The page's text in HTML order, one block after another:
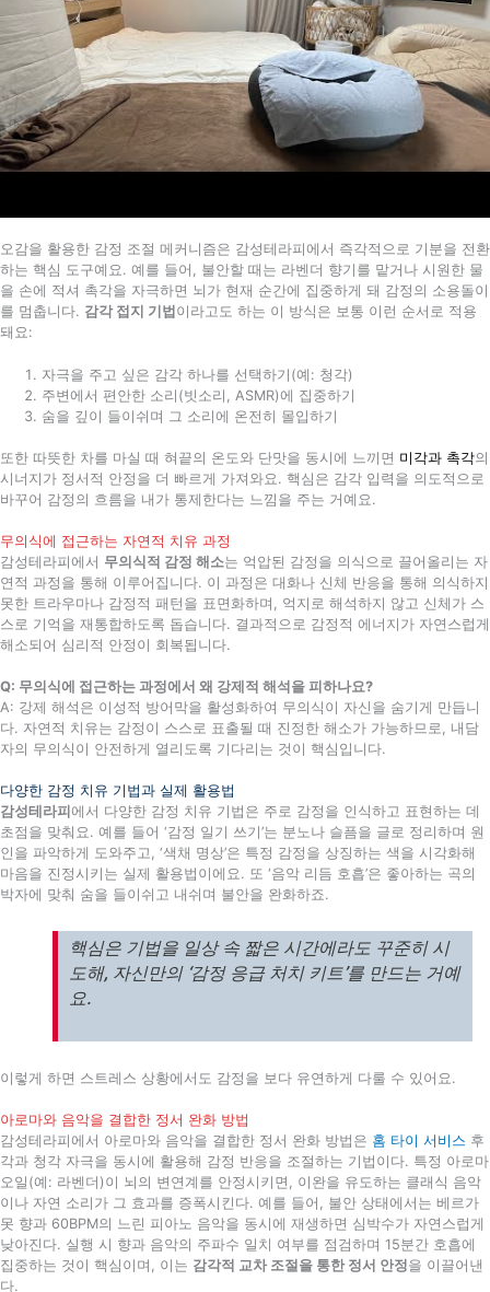
오감을 활용한 감정 조절 메커니즘은 감성테라피에서 즉각적으로 기분을 전환
하는 핵심 도구예요. 예를 들어, 불안할 때는 라벤더 향기를 맡거나 시원한 물
을 손에 적셔 촉각을 자극하면 뇌가 현재 순간에 집중하게 돼 감정의 소용돌이
를 멈춥니다. 감각 접지 기법 이라고도 하는 이 방식은 보통 이런 순서로 적용
돼요:
자극을 주고 싶은 감각 하나를 선택하기(예: 청각)
주변에서 편안한 소리(빗소리, ASMR)에 집중하기
숨을 깊이 들이쉬며 그 소리에 온전히 몰입하기
또한 따뜻한 차를 마실 때 혀끝의 온도와 단맛을 동시에 느끼면 미각과 촉각의
시너지가 정서적 안정을 더 빠르게 가져와요. 핵심은 감각 입력을 의도적으로
바꾸어 감정의 흐름을 내가 통제한다는 느낌을 주는 거예요.
무의식에 접근하는 자연적 치유 과정
감성테라피에서 무의식적 감정 해소는 억압된 감정을 의식으로 끌어올리는 자
연적 과정을 통해 이루어집니다. 이 과정은 대화나 신체 반응을 통해 의식하지
못한 트라우마나 감정적 패턴을 표면화하며, 억지로 해석하지 않고 신체가 스
스로 기억을 재통합하도록 돕습니다. 결과적으로 감정적 에너지가 자연스럽게
해소되어 심리적 안정이 회복됩니다.
Q: 무의식에 접근하는 과정에서 왜 강제적 해석을 피하나요?
A: 강제 해석은 이성적 방어막을 활성화하여 무의식이 자신을 숨기게 만듭니
다. 자연적 치유는 감정이 스스로 표출될 때 진정한 해소가 가능하므로, 내담
자의 무의식이 안전하게 열리도록 기다리는 것이 핵심입니다.
다양한 감정 치유 기법과 실제 활용법
감성테라피 에서 다양한 감정 치유 기법은 주로 감정을 인식하고 표현하는 데
초점을 맞춰요. 예를 들어 ‘감정 일기 쓰기’는 분노나 슬픔을 글로 정리하며 원
인을 파악하게 도와주고, ‘색채 명상’은 특정 감정을 상징하는 색을 시각화해
마음을 진정시키는 실제 활용법이에요. 또 ‘음악 리듬 호흡’은 좋아하는 곡의
박자에 맞춰 숨을 들이쉬고 내쉬며 불안을 완화하죠.
핵심은 기법을 일상 속 짧은 시간에라도 꾸준히 시
도해, 자신만의 ‘감정 응급 처치 키트’를 만드는 거예
요.
이렇게 하면 스트레스 상황에서도 감정을 보다 유연하게 다룰 수 있어요.
아로마와 음악을 결합한 정서 완화 방법
감성테라피에서 아로마와 음악을 결합한 정서 완화 방법은 홈 타이 서비스 후
각과 청각 자극을 동시에 활용해 감정 반응을 조절하는 기법이다. 특정 아로마
오일(예: 라벤더)이 뇌의 변연계를 안정시키면, 이완을 유도하는 클래식 음악
이나 자연 소리가 그 효과를 증폭시킨다. 예를 들어, 불안 상태에서는 베르가
못 향과 60BPM의 느린 피아노 음악을 동시에 재생하면 심박수가 자연스럽게
낮아진다. 실행 시 향과 음악의 주파수 일치 여부를 점검하며 15분간 호흡에
집중하는 것이 핵심이며, 이는 감각적 교차 조절을 통한 정서 안정을 이끌어낸
다.